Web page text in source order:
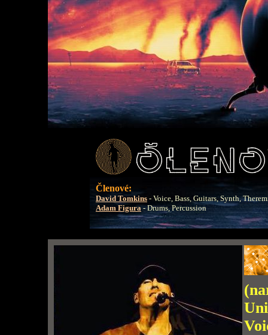
Členové:
David Tomkins - Voice, Bass, Guitars, Synth,
Adam Figura- Drums, Percussion